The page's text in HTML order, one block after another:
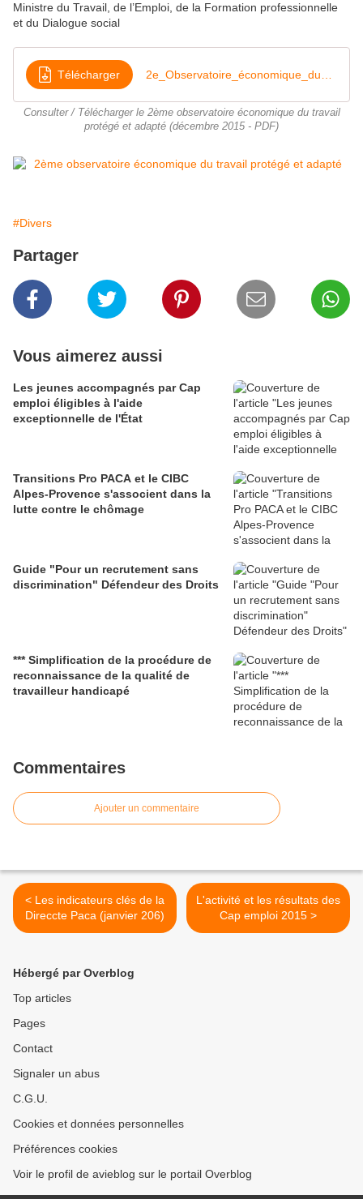
Ministre du Travail, de l’Emploi, de la Formation professionnelle
et du Dialogue social
Télécharger
Consulter / Télécharger le 2ème observatoire économique du travail
protégé et adapté (décembre 2015 - PDF)
#Divers
Partager
Vous aimerez aussi
Les jeunes accompagnés par Cap
emploi éligibles à l'aide
exceptionnelle de l'État
Transitions Pro PACA et le CIBC
Alpes-Provence s'associent dans la
lutte contre le chômage
Guide "Pour un recrutement sans
discrimination" Défendeur des Droits
*** Simplification de la procédure de
reconnaissance de la qualité de
travailleur handicapé
Commentaires
Ajouter un commentaire
< Les indicateurs clés de la
Direccte Paca (janvier 206)
L'activité et les résultats des
Cap emploi 2015 >
Hébergé par Overblog
Top articles
Pages
Contact
Signaler un abus
C.G.U.
Cookies et données personnelles
Préférences cookies
Voir le profil de avieblog sur le portail Overblog